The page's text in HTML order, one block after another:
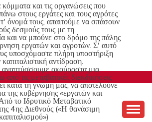
και τις οργανώσεις που
στους εργάτες και τους αγρότες
όνομά τους, απαιτούμε να σπάσουν
δεσμούς τους με τη
και να μπούνε στο δρόμο της πάλης
εργατών και αγροτών. Σ' αυτό
υποσχόμαστε πλήρη υποστήριξη
αντίδραση.
αναπτύσσουμε ακούραστα μια
τις μεταβατικές διεκδικήσεις
κατά τη γνώμη μας, να αποτελούνε
της κυβέρνησης «εργατών και
το Ιδρυτικό Μεταβατικό
4ης Διεθνούς («Η θανάσιμη